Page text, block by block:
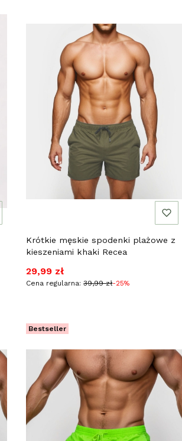
Krótkie męskie spodenki plażowe z
kieszeniami khaki Recea
Cena promocyjna
29,99 zł
Cena regularna: 39,99 zł-25%
Bestseller